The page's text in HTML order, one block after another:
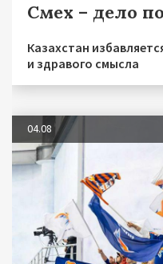
Смех – дело
Казахстан
и здравого смысла
04.08